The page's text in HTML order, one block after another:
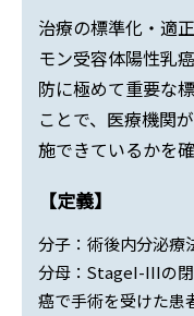
治療の標準化・適
モン受容体陽性乳
防に極めて重要な
ことで、医療機関
施できているかを
【定義】
分子：術後内分泌療
分母：StageI-IIIの
癌で手術を受けた患